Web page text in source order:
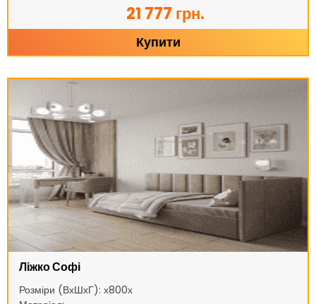
21 777 грн.
Купити
Ліжко Софі
Розміри (ВхШхГ): х800х